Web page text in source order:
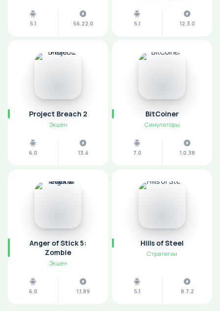
5.1 56.22.0 5.1 12.3.0
Project Breach 2
Экшен
6.0 13.4
BitCoiner
Симуляторы
7.0 1.0.38
Anger of Stick 5:
Zombie
Экшен
6.0 1.1.89
Hills of Steel
Стратегии
5.1 8.7.2